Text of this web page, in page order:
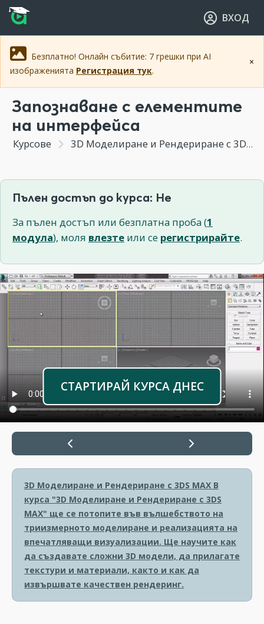
Прескочи към основното съдържание
Прескочи към навигацията
ВХОД
×
Безплатно! Онлайн събитие: 7 грешки при AI
изображенията Регистрация тук.
Запознаване с елементите
на интерфейса
Курсове 3D Моделиране и Рендериране с 3DS MAX
Пълен достъп до курса: Не
За пълен достъп или безплатна проба (1
модула), моля влезте или се регистрирайте.
СТАРТИРАЙ КУРСА ДНЕС
3D Моделиране и Рендериране с 3DS MAX В
курса "3D Моделиране и Рендериране с 3DS
MAX" ще се потопите във вълшебството на
триизмерното моделиране и реализацията на
впечатляващи визуализации. Ще научите как
да създавате сложни 3D модели, да прилагате
текстури и материали, както и как да
извършвате качествен рендеринг.